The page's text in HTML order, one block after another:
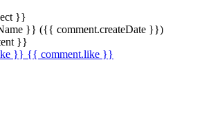
}}
}} ({{ comment.createDate }})
}}
}} {{ comment.like }}